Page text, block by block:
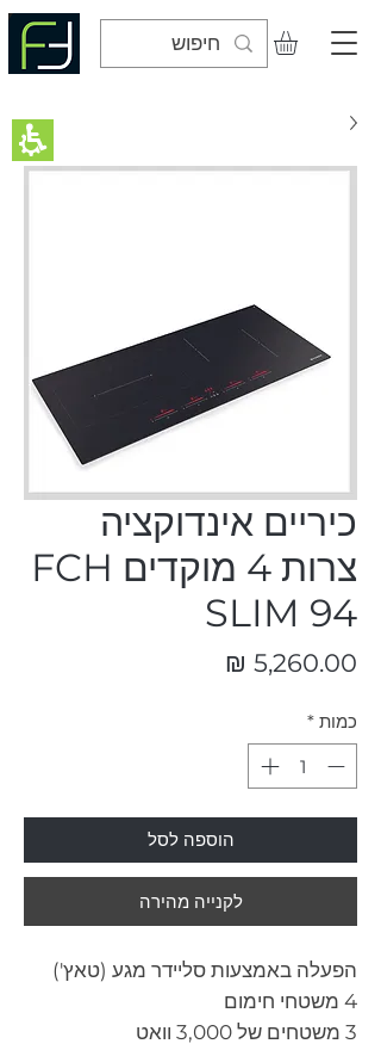
כיריים אינדוקציה
צרות 4 מוקדים FCH
SLIM 94
כמות *
הוספה לסל
לקנייה מהירה
הפעלה באמצעות סליידר מגע (טאץ')
4 משטחי חימום
3 משטחים של 3,000 וואט